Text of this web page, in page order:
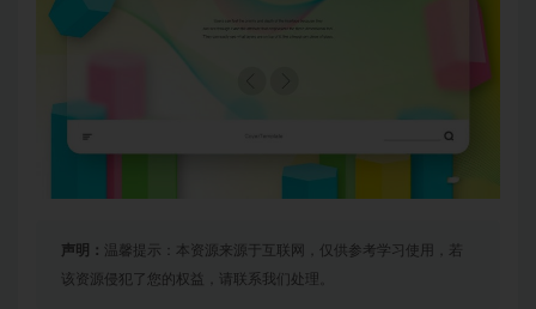
声明： 温馨提示：本资源来源于互联网，仅供参考学习使用，若
该资源侵犯了您的权益，请联系我们处理。